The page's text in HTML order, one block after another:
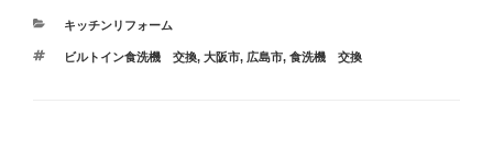
カ
ゴ
キッチンリフォーム
タ
ビルトイン食洗機 交換, 大阪市, 広島市, 食洗機 交換